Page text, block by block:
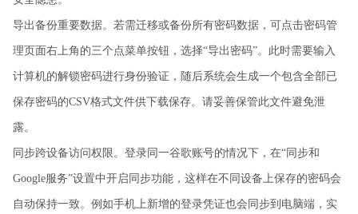
导出备份重要数据。若需迁移或备份所有密码数据，可点击密码管
理页面右上角的三个点菜单按钮，选择“导出密码”。此时需要输入
计算机的解锁密码进行身份验证，随后系统会生成一个包含全部已
保存密码的CSV格式文件供下载保存。请妥善保管此文件避免泄
露。
同步跨设备访问权限。登录同一谷歌账号的情况下，在“同步和
Google服务”设置中开启同步功能，这样在不同设备上保存的密码会
自动保持一致。例如手机上新增的登录凭证也会同步到电脑端，实